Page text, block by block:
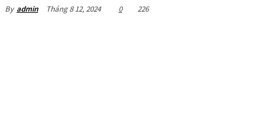
By admin Tháng 8 12, 2024 0 226